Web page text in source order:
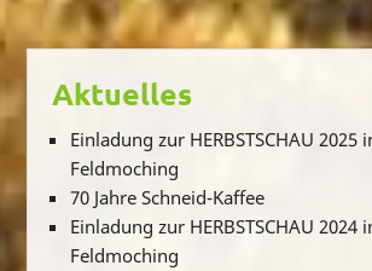
Aktuelles
Einladung zur HERBSTSCHAU 2025
Feldmoching
70 Jahre Schneid-Kaffee
Einladung zur HERBSTSCHAU 2024
Feldmoching